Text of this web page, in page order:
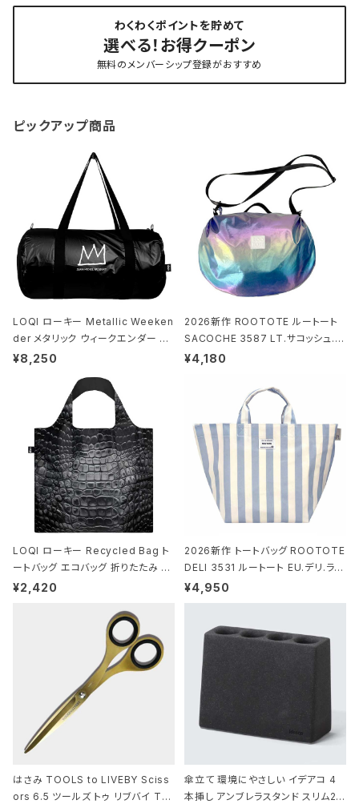
わくわくポイントを貯めて
選べる！お得クーポン
無料のメンバーシップ登録がおすすめ
ピックアップ商品
LOQI ローキー Metallic Weeken
der メタリック ウィークエンダー ボ
ストンバッグ ショルダーバッグ JEAN
ck ジャン=ミッシェル・バスキア/クラ
ウン ブラック
¥8,250
2026新作 ROOTOTE ルートート
SACOCHE 3587 LT.サコッシュ.ル
ミエ-B ショルダーバッグ グロスネイ
¥4,180
LOQI ローキー Recycled Bag ト
ートバッグ エコバッグ 折りたたみ 大
きめ 撥水加工 収納ポーチ CROCO
¥2,420
2026新作 トートバッグ ROOTOTE
DELI 3531 ルートート EU.デリ.ラミ
ネート-W サックス・ホワイト
¥4,950
はさみ TOOLS to LIVEBY Sciss
ors 6.5 ツールズ トゥ リブバイ TL
傘立て 環境にやさしい イデアコ 4
本挿し アンブレラスタンド スリム2 i